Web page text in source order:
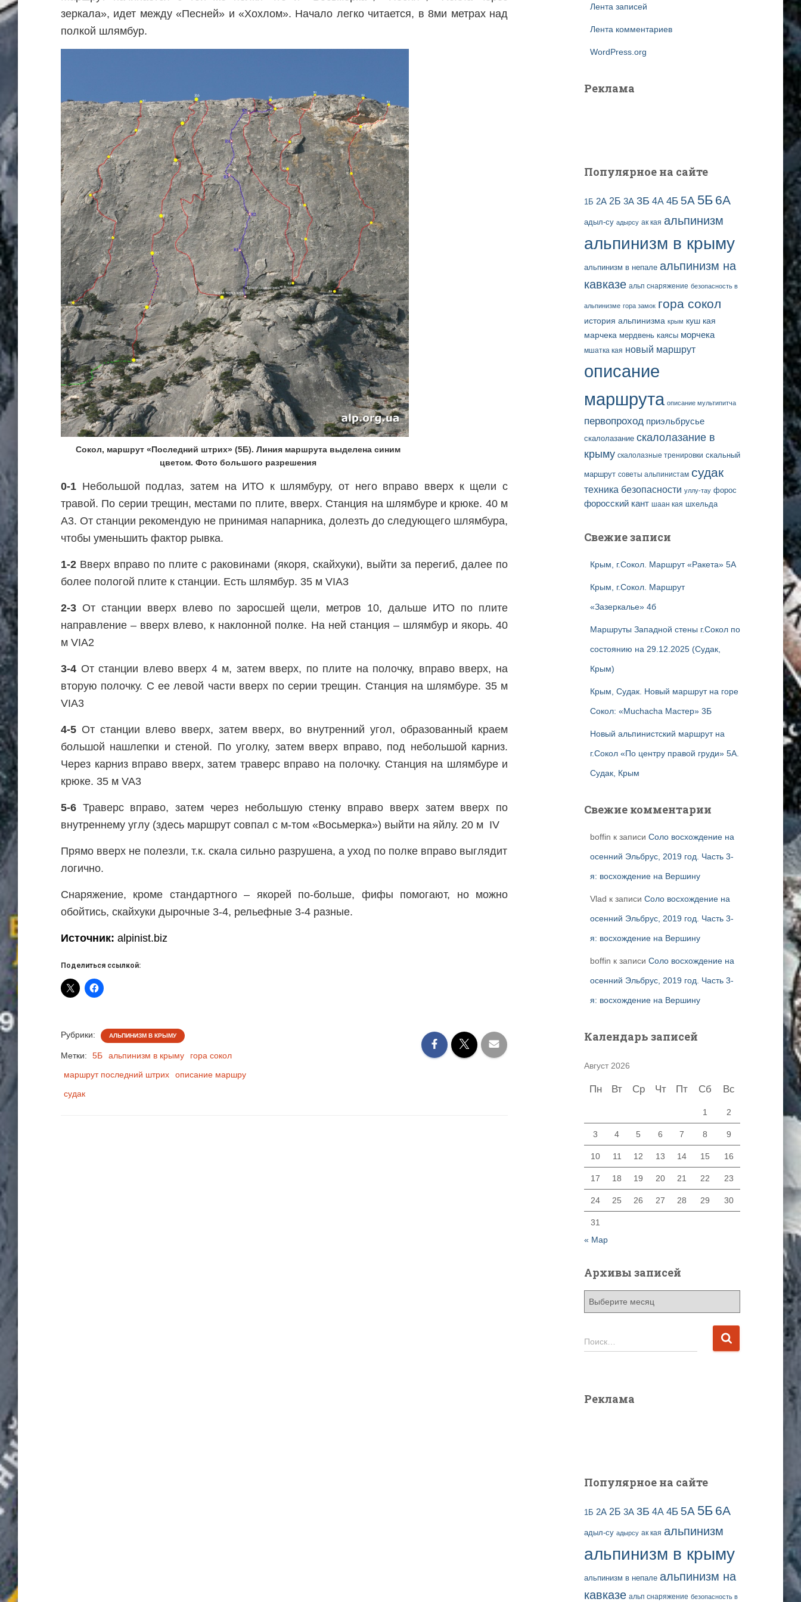
зеркала», идет между «Песней» и «Хохлом». Начало легко читается, в 8ми метрах над
полкой шлямбур.
Сокол, маршрут «Последний штрих» (5Б). Линия маршрута выделена синим
цветом. Фото большого разрешения
0-1 Небольшой подлаз, затем на ИТО к шлямбуру, от него вправо вверх к щели с
травой. По серии трещин, местами по плите, вверх. Станция на шлямбуре и крюке. 40 м
А3. От станции рекомендую не принимая напарника, долезть до следующего шлямбура,
чтобы уменьшить фактор рывка.
1-2 Вверх вправо по плите с раковинами (якоря, скайхуки), выйти за перегиб, далее по
более пологой плите к станции. Есть шлямбур. 35 м VIA3
2-3 От станции вверх влево по заросшей щели, метров 10, дальше ИТО по плите
направление – вверх влево, к наклонной полке. На ней станция – шлямбур и якорь. 40
м VIA2
3-4 От станции влево вверх 4 м, затем вверх, по плите на полочку, вправо вверх, на
вторую полочку. С ее левой части вверх по серии трещин. Станция на шлямбуре. 35 м
VIA3
4-5 От станции влево вверх, затем вверх, во внутренний угол, образованный краем
большой нашлепки и стеной. По уголку, затем вверх вправо, под небольшой карниз.
Через карниз вправо вверх, затем траверс вправо на полочку. Станция на шлямбуре и
крюке. 35 м VA3
5-6 Траверс вправо, затем через небольшую стенку вправо вверх затем вверх по
внутреннему углу (здесь маршрут совпал с м-том «Восьмерка») выйти на яйлу. 20 м IV
Прямо вверх не полезли, т.к. скала сильно разрушена, а уход по полке вправо выглядит
логично.
Снаряжение, кроме стандартного – якорей по-больше, фифы помогают, но можно
обойтись, скайхуки дырочные 3-4, рельефные 3-4 разные.
Источник: alpinist.biz
Поделиться ссылкой:
Рубрики: АЛЬПИНИЗМ В КРЫМУ
Метки: 5Б альпинизм в крыму
гора сокол
маршрут последний штрих
описание маршру
судак
Лента записей
Лента комментариев
WordPress.org
Реклама
Популярное на сайте
1Б 2А 2Б 3А 3Б 4А 4Б 5А 5Б 6А
адыл-су адырсу ак кая альпинизм
альпинизм в крыму
альпинизм в непале альпинизм на
кавказе альп снаряжение безопасность в
альпинизме гора замок гора сокол
история альпинизма крым куш кая
марчека мердвень каясы морчека
мшатка кая новый маршрут
описание
маршрута описание мультипитча
первопроход приэльбрусье
скалолазание скалолазание в
крыму скалолазные тренировки скальный
маршрут советы альпинистам судак
техника безопасности уллу-тау форос
форосский кант шаан кая шхельда
Свежие записи
Крым, г.Сокол. Маршрут «Ракета» 5А
Крым, г.Сокол. Маршрут
«Зазеркалье» 4б
Маршруты Западной стены г.Сокол по
состоянию на 29.12.2025 (Судак,
Крым)
Крым, Судак. Новый маршрут на горе
Сокол: «Muchacha Мастер» 3Б
Новый альпинистский маршрут на
г.Сокол «По центру правой груди» 5А.
Судак, Крым
Свежие комментарии
boffin к записи Соло восхождение на
осенний Эльбрус, 2019 год. Часть 3-
я: восхождение на Вершину
Vlad к записи Соло восхождение на
осенний Эльбрус, 2019 год. Часть 3-
я: восхождение на Вершину
boffin к записи Соло восхождение на
осенний Эльбрус, 2019 год. Часть 3-
я: восхождение на Вершину
Календарь записей
Август 2026
Пн Вт Ср Чт Пт Сб Вс
1 2
3 4 5 6 7 8 9
10 11 12 13 14 15 16
17 18 19 20 21 22 23
24 25 26 27 28 29 30
31
« Мар
Архивы записей
в
п
Н
а
:
Поиск…
Реклама
Популярное на сайте
1Б 2А 2Б 3А 3Б 4А 4Б 5А 5Б 6А
адыл-су адырсу ак кая альпинизм
альпинизм в крыму
альпинизм в непале альпинизм на
кавказе альп снаряжение безопасность в